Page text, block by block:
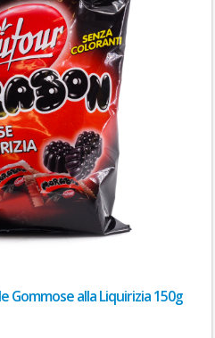
Gommose alla Liquirizia 150g